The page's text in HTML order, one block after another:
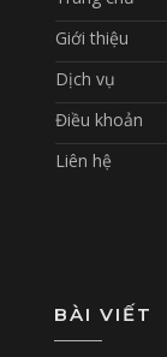
Giới thiệu
Dịch vụ
Điều khoản
Liên hệ
BÀI VIẾT